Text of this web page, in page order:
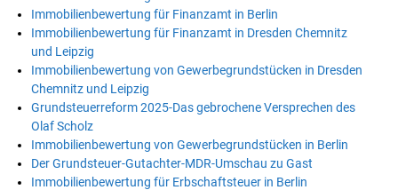
Immobilienbewertung für Finanzamt in Berlin
Immobilienbewertung für Finanzamt in Dresden Chemnitz
und Leipzig
Immobilienbewertung von Gewerbegrundstücken in Dresden
Chemnitz und Leipzig
Grundsteuerreform 2025-Das gebrochene Versprechen des
Olaf Scholz
Immobilienbewertung von Gewerbegrundstücken in Berlin
Der Grundsteuer-Gutachter-MDR-Umschau zu Gast
Immobilienbewertung für Erbschaftsteuer in Berlin